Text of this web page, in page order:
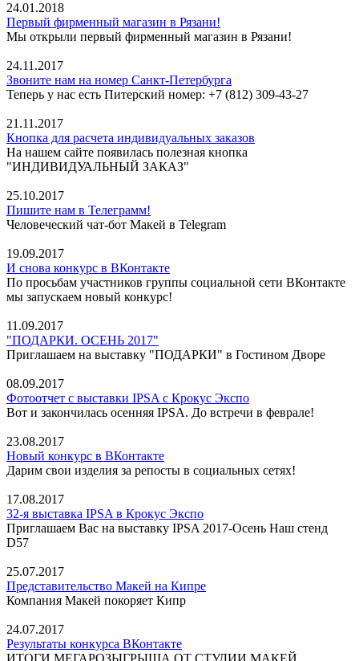
24.01.2018
Первый фирменный магазин в Рязани!
Мы открыли первый фирменный магазин в Рязани!
24.11.2017
Звоните нам на номер Санкт-Петербурга
Теперь у нас есть Питерский номер: +7 (812) 309-43-27
21.11.2017
Кнопка для расчета индивидуальных заказов
На нашем сайте появилась полезная кнопка
"ИНДИВИДУАЛЬНЫЙ ЗАКАЗ"
25.10.2017
Пишите нам в Телеграмм!
Человеческий чат-бот Макей в Telegram
19.09.2017
И снова конкурс в ВКонтакте
По просьбам участников группы социальной сети ВКонтакте
мы запускаем новый конкурс!
11.09.2017
"ПОДАРКИ. ОСЕНЬ 2017"
Приглашаем на выставку "ПОДАРКИ" в Гостином Дворе
08.09.2017
Фотоотчет с выставки IPSA с Крокус Экспо
Вот и закончилась осенняя IPSA. До встречи в феврале!
23.08.2017
Новый конкурс в ВКонтакте
Дарим свои изделия за репосты в социальных сетях!
17.08.2017
32-я выставка IPSA в Крокус Экспо
Приглашаем Вас на выставку IPSA 2017-Осень Наш стенд
D57
25.07.2017
Представительство Макей на Кипре
Компания Макей покоряет Кипр
24.07.2017
Результаты конкурса ВКонтакте
ИТОГИ МЕГАРОЗЫГРЫША ОТ СТУДИИ МАКЕЙ